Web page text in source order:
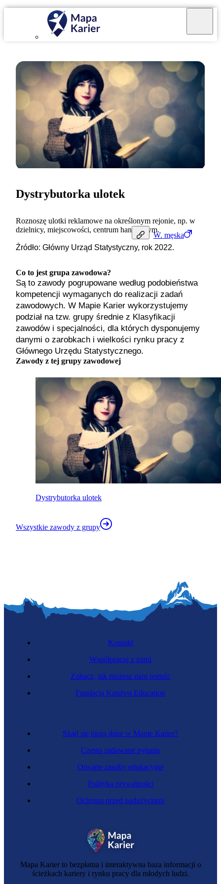
W. męska
Dystrybutorka ulotek
Roznoszę ulotki reklamowe na określonym rejonie, np. w
dzielnicy, miejscowości, centrum handlowym.
Źródło: Główny Urząd Statystyczny, rok 2022.
Co to jest grupa zawodowa?
Są to zawody pogrupowane według podobieństwa
kompetencji wymaganych do realizacji zadań
zawodowych. W Mapie Karier wykorzystujemy
podział na tzw. grupy średnie z Klasyfikacji
zawodów i specjalności, dla których dysponujemy
danymi o zarobkach i wielkości rynku pracy z
Głównego Urzędu Statystycznego.
Zawody z tej grupy zawodowej
Dystrybutorka ulotek
Wszystkie zawody z grupy
Mapa Karier to bezpłatna i interaktywna baza informacji o
ścieżkach kariery i rynku pracy dla młodych ludzi.
Skąd się biorą dane w Mapie Karier?
Często zadawane pytania
Otwarte zasoby edukacyjne
Polityka prywatności
Ochrona przed nadużyciami
Kontakt
Współpracuj z nami
Zobacz, jak możesz nam pomóc
Fundacja Katalyst Education